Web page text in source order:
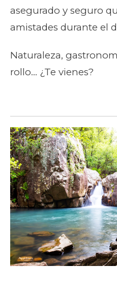
asegurado y seguro
amistades durante el
Naturaleza,
rollo… ¿Te vienes?